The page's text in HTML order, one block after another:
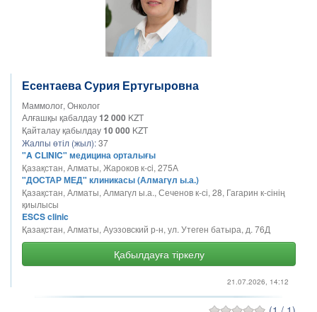
Есентаева Сурия Ертугыровна
Маммолог, Онколог
Алғашқы қабалдау12 000 KZT
Қайталау қабылдау10 000 KZT
Жалпы өтіл (жыл):37
"A CLINIC" медицина орталығы
Қазақстан, Алматы, Жароков к-ci, 275А
"ДОСТАР МЕД" клиникасы (Алмагүл ы.а.)
Қазақстан, Алматы, Алмагүл ы.а., Сеченов к-сі, 28, Гагарин к-сінің
қиылысы
ESCS clinic
Қазақстан, Алматы, Ауэзовский р-н, ​​ул. Утеген батыра, д. 76Д
Қабылдауға тіркелу
21.07.2026, 14:12